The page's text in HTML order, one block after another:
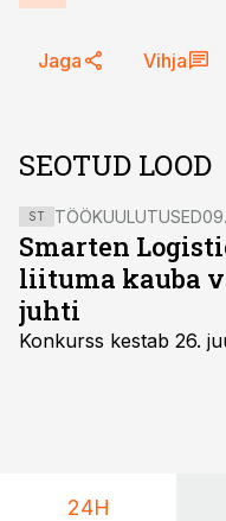
Jaga Vihja
SEOTUD LOOD
ST TÖÖKUULUTUSED
Smarten
liituma kauba
juhti
Konkurss kestab 26.
24H